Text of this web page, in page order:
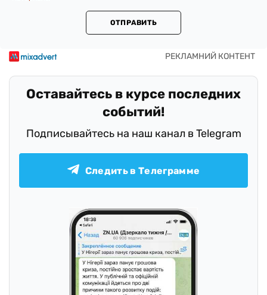
ОТПРАВИТЬ
Оставайтесь в курсе последних
событий!
Подписывайтесь на наш канал в Telegram
Следить в Телеграмме